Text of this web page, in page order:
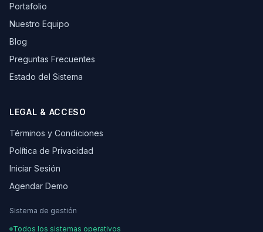
Portafolio
Nuestro Equipo
Blog
Preguntas Frecuentes
Estado del Sistema
LEGAL & ACCESO
Términos y Condiciones
Política de Privacidad
Iniciar Sesión
Agendar Demo
Sistema de gestión
Todos los sistemas operativos